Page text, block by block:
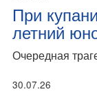
При
летний
Очередная
30.07.26